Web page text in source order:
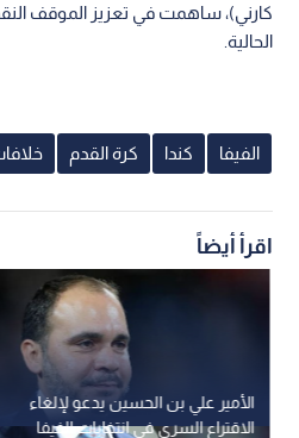
كارني)، ساهمت في تعزيز الموقف
الحالية.
الفيفا كندا كرة القدم
اقرأ أيضاً
الأمير علي بن الحسين يدعو لإلغاء
الاقتراع السري في انتخابات الفيفا